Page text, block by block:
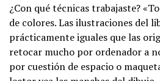
¿Con qué técnicas trabajaste?
de colores. Las ilustraciones del
prácticamente iguales que las
retocar mucho por ordenador a
por cuestión de espacio o